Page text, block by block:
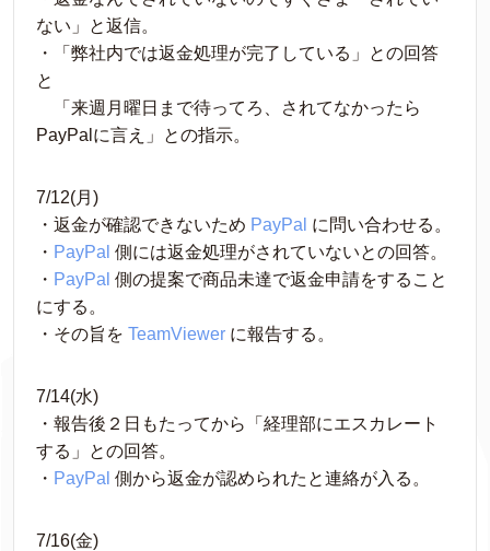
ない」と返信。
・「弊社内では返金処理が完了している」との回答
と
「来週月曜日まで待ってろ、されてなかったら
PayPalに言え」との指示。
7/12(月)
・返金が確認できないため PayPal に問い合わせる。
・ PayPal 側には返金処理がされていないとの回答。
・ PayPal 側の提案で商品未達で返金申請をすること
にする。
・その旨を TeamViewer に報告する。
7/14(水)
・報告後２日もたってから「経理部にエスカレート
する」との回答。
・ PayPal 側から返金が認められたと連絡が入る。
7/16(金)